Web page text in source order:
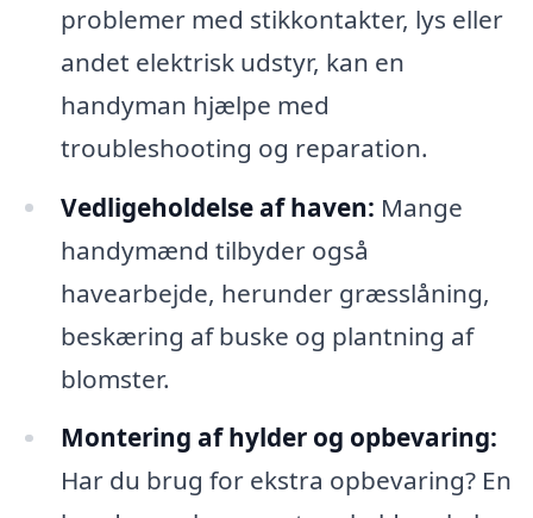
problemer med stikkontakter, lys eller
andet elektrisk udstyr, kan en
handyman hjælpe med
troubleshooting og reparation.
Vedligeholdelse af haven: Mange
handymænd tilbyder også
havearbejde, herunder græsslåning,
beskæring af buske og plantning af
blomster.
Montering af hylder og opbevaring:
Har du brug for ekstra opbevaring? En